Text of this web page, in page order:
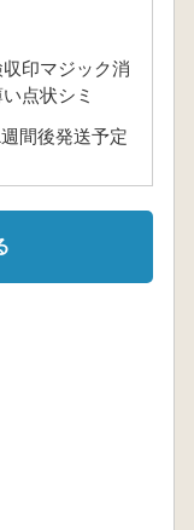
印マジック消
点状シミ
間後発送予定